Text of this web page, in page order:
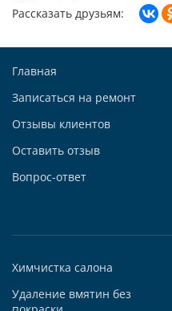
Заказать звонок
121059, г. Москва, ул.
+7 (495) 927-56-51
Telegram
Заказать звонок
Рассказать друзьям:
Главная
Записаться на ремонт
Отзывы клиентов
Оставить отзыв
Вопрос-ответ
Химчистка салона
Удаление вмятин без